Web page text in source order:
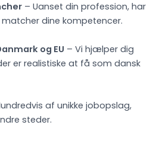
– Uanset din profession, har
dine kompetencer.
og EU – Vi hjælper dig
er realistiske at få som dansk
af unikke jobopslag,
steder.